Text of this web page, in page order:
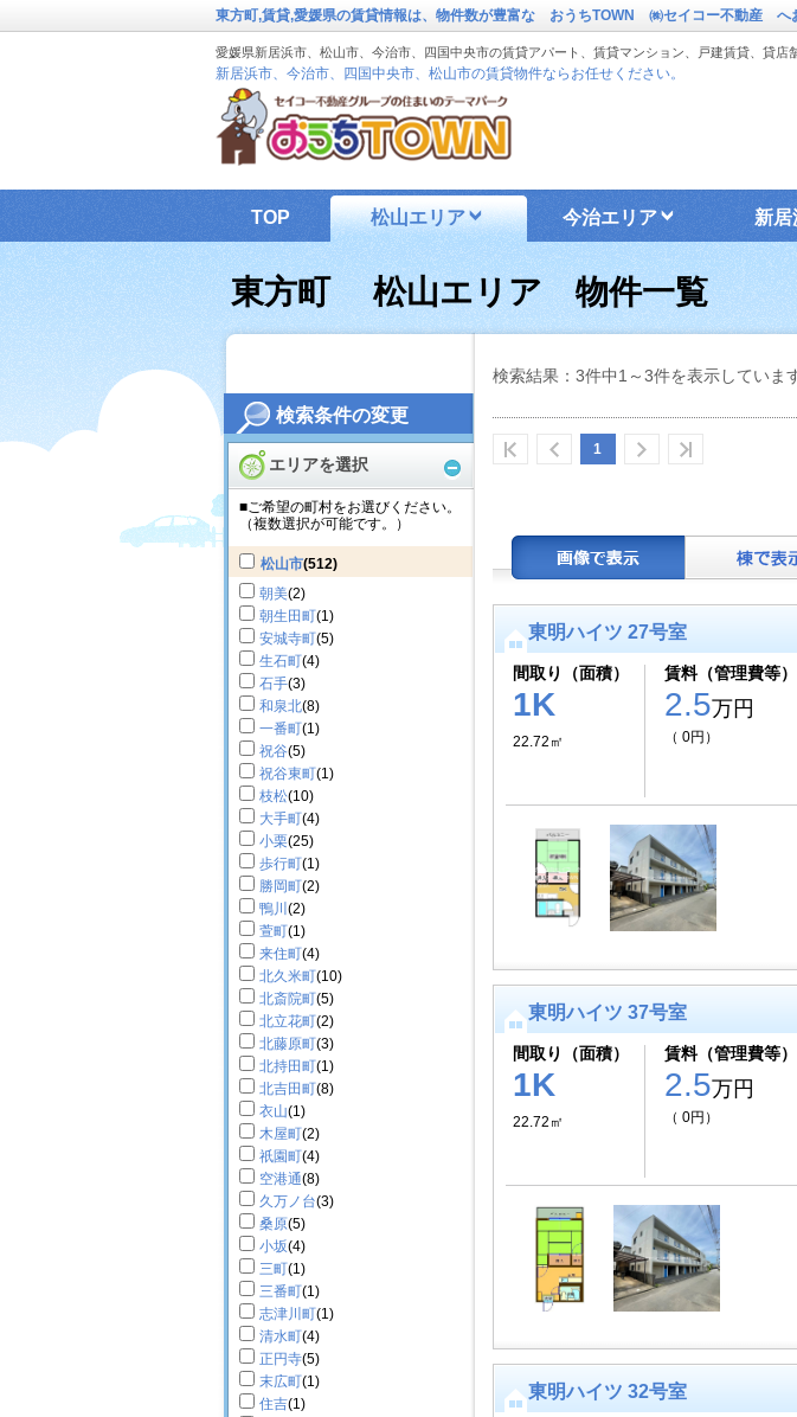
検索条件の変更
エリアを選択
■ご希望の町村をお選びください。
（複数選択が可能です。）
松山市(512)
朝美(2)
朝生田町(1)
安城寺町(5)
生石町(4)
石手(3)
和泉北(8)
一番町(1)
祝谷(5)
祝谷東町(1)
枝松(10)
大手町(4)
小栗(25)
歩行町(1)
勝岡町(2)
鴨川 (2)
萱町(1)
来住町(4)
北久米町(10)
北斎院町(5)
北立花町(2)
北藤原町(3)
北持田町(1)
北吉田町(8)
衣山(1)
木屋町(2)
祇園町(4)
空港通(8)
久万ノ台(3)
桑原(5)
小坂(4)
三町(1)
三番町(1)
志津川町(1)
清水町(4)
正円寺(5)
末広町(1)
住吉(1)
東方町,賃貸,愛媛県の賃貸情報は、物件数が豊富な おうちTOWN ㈱セイコー不動産 へ
愛媛県新居浜市、松山市、今治市、四国中央市の賃貸アパート、賃貸マンション、戸建賃貸、貸店
新居浜市、今治市、四国中央市、松山市の賃貸物件ならお任せください。
TOP 松山エリア 今治エリア 新居
東方町 松山エリア 物件一覧
検索結果：3件中1～3件を表示していま
1
東明ハイツ 27号室
間取り（面積）
1K
22.72㎡
賃料（管理費等）
2.5万円
（ 0円）
東明ハイツ 37号室
間取り（面積）
1K
22.72㎡
賃料（管理費等）
2.5万円
（ 0円）
東明ハイツ 32号室